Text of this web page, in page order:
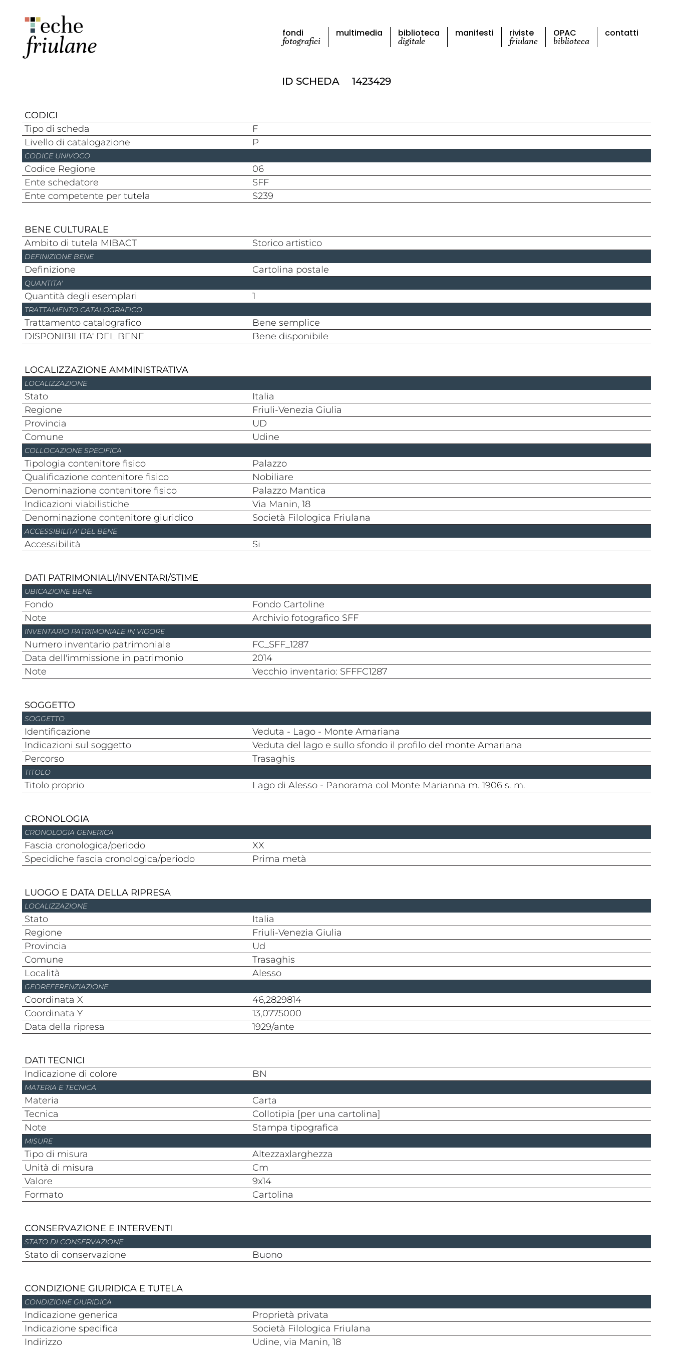
fondi
fotografici
multimedia biblioteca
digitale
manifesti riviste
friulane
OPAC
biblioteca
contatti
CODICI
ID SCHEDA 1423429
Tipo di scheda
F
Livello di catalogazione
P
CODICE UNIVOCO
Codice Regione
06
Ente schedatore
SFF
Ente competente per tutela
S239
BENE CULTURALE
Ambito di tutela MIBACT
storico artistico
DEFINIZIONE BENE
Definizione cartolina postale
QUANTITA'
Quantità degli esemplari 1
TRATTAMENTO CATALOGRAFICO
Trattamento catalografico
bene semplice
DISPONIBILITA' DEL BENE
bene disponibile
LOCALIZZAZIONE AMMINISTRATIVA
LOCALIZZAZIONE
stato
Italia
regione
Friuli-Venezia Giulia
provincia
UD
comune
Udine
COLLOCAZIONE SPECIFICA
Tipologia contenitore fisico
Palazzo
Qualificazione contenitore fisico
nobiliare
Denominazione contenitore fisico
Palazzo Mantica
Indicazioni viabilistiche
Via Manin, 18
Denominazione contenitore giuridico
Società Filologica Friulana
ACCESSIBILITA' DEL BENE
Accessibilità si
DATI PATRIMONIALI/INVENTARI/STIME
UBICAZIONE BENE
Fondo
Fondo Cartoline
Note
Archivio fotografico SFF
INVENTARIO PATRIMONIALE IN VIGORE
Numero inventario patrimoniale
FC_SFF_1287
Data dell'immissione in patrimonio
2014
Note
Vecchio inventario: SFFFC1287
SOGGETTO
SOGGETTO
Identificazione
Veduta - Lago - Monte Amariana
Indicazioni sul soggetto
Veduta del lago e sullo sfondo il profilo del monte Amariana
Percorso
Trasaghis
TITOLO
Titolo proprio Lago di Alesso - Panorama col Monte Marianna m. 1906 s. m.
CRONOLOGIA
CRONOLOGIA GENERICA
Fascia cronologica/periodo
XX
Specidiche fascia cronologica/periodo
prima metà
LUOGO E DATA DELLA RIPRESA
LOCALIZZAZIONE
Stato
Italia
Regione
Friuli-Venezia Giulia
Provincia
Ud
Comune
Trasaghis
Località
Alesso
GEOREFERENZIAZIONE
Coordinata X
46,2829814
Coordinata Y
13,0775000
Data della ripresa
1929/ante
DATI TECNICI
Indicazione di colore
BN
MATERIA E TECNICA
Materia
carta
Tecnica
collotipia [per una cartolina]
Note
stampa tipografica
MISURE
Tipo di misura
altezzaxlarghezza
Unità di misura
cm
Valore
9x14
Formato
cartolina
CONSERVAZIONE E INTERVENTI
STATO DI CONSERVAZIONE
Stato di conservazione buono
CONDIZIONE GIURIDICA E TUTELA
CONDIZIONE GIURIDICA
Indicazione generica
proprietà privata
Indicazione specifica
Società Filologica Friulana
Indirizzo
Udine, via Manin, 18